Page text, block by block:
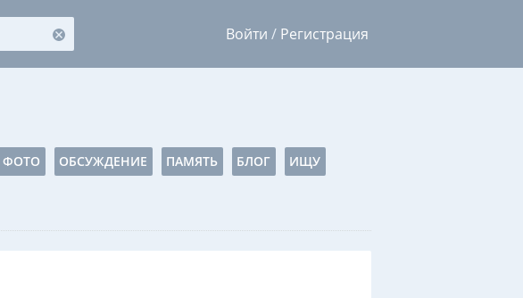
Войти / Регистрация
ФОТО ОБСУЖДЕНИЕ ПАМЯТЬ БЛОГ ИЩУ